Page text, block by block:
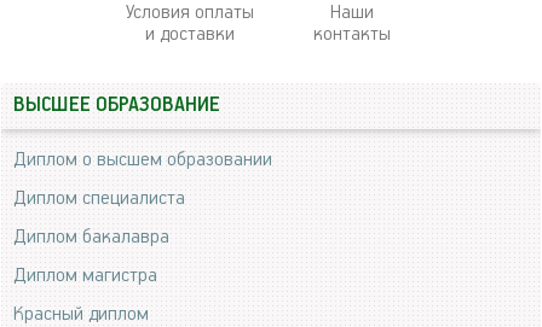
Условия оплаты
и доставки
Наши
контакты
ВЫСШЕЕ ОБРАЗОВАНИЕ
Диплом о высшем образовании
Диплом специалиста
Диплом бакалавра
Диплом магистра
Красный диплом